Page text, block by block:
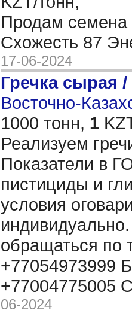
Продам
Схожесть 87
17-06-2024
Гречка сырая /
Восточно-
1000 тонн, 1
Реализуем
Показатели в
пистициды и
условия
обращаться по
+77054973999
+77004775005
06-2024